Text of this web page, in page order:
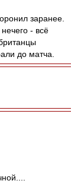
заранее.
- всё
до матча.